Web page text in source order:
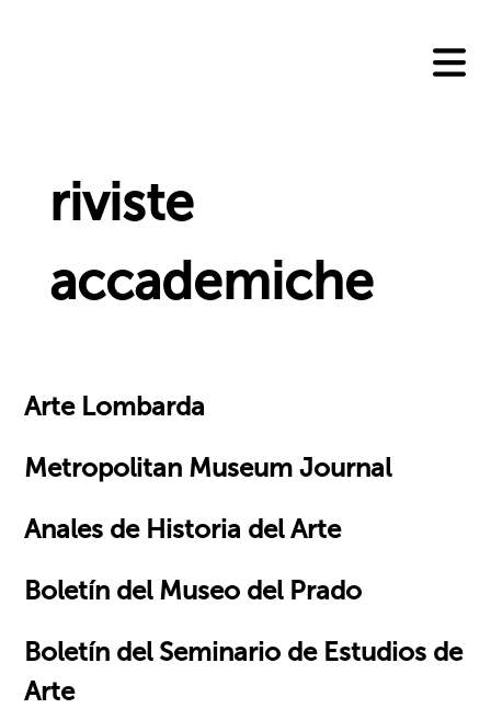
riviste
accademiche
Arte Lombarda
Metropolitan Museum Journal
Anales de Historia del Arte
Boletín del Museo del Prado
Boletín del Seminario de Estudios de
Arte